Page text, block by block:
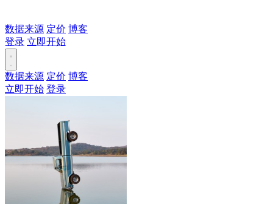
数据来源 定价 博客
登录 立即开始
数据来源 定价 博客
立即开始 登录